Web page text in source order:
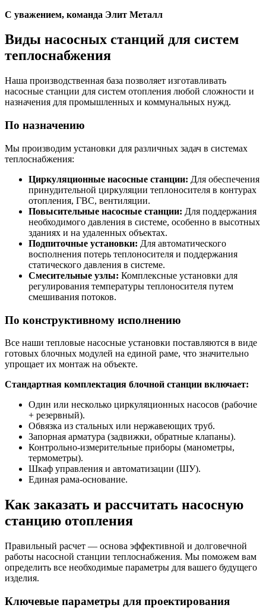
С уважением, команда Элит Металл
Виды насосных станций для систем
теплоснабжения
Наша производственная база позволяет изготавливать
насосные станции для систем отопления любой сложности и
назначения для промышленных и коммунальных нужд.
По назначению
Мы производим установки для различных задач в системах
теплоснабжения:
Циркуляционные насосные станции: Для обеспечения
принудительной циркуляции теплоносителя в контурах
отопления, ГВС, вентиляции.
Повысительные насосные станции: Для поддержания
необходимого давления в системе, особенно в высотных
зданиях и на удаленных объектах.
Подпиточные установки: Для автоматического
восполнения потерь теплоносителя и поддержания
статического давления в системе.
Смесительные узлы: Комплексные установки для
регулирования температуры теплоносителя путем
смешивания потоков.
По конструктивному исполнению
Все наши тепловые насосные установки поставляются в виде
готовых блочных модулей на единой раме, что значительно
упрощает их монтаж на объекте.
Стандартная комплектация блочной станции включает:
Один или несколько циркуляционных насосов (рабочие
+ резервный).
Обвязка из стальных или нержавеющих труб.
Запорная арматура (задвижки, обратные клапаны).
Контрольно-измерительные приборы (манометры,
термометры).
Шкаф управления и автоматизации (ШУ).
Единая рама-основание.
Как заказать и рассчитать насосную
станцию отопления
Правильный расчет — основа эффективной и долговечной
работы насосной станции теплоснабжения. Мы поможем вам
определить все необходимые параметры для вашего будущего
изделия.
Ключевые параметры для проектирования